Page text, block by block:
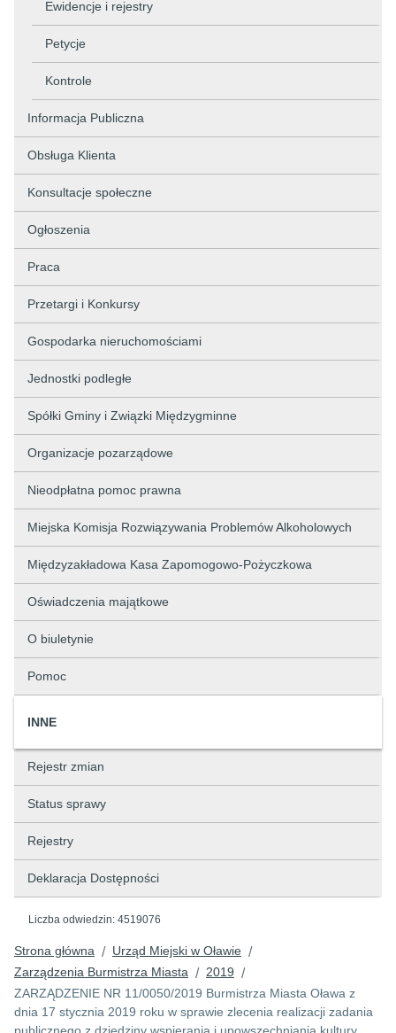
Ewidencje i rejestry
Petycje
Kontrole
Informacja Publiczna
Obsługa Klienta
Konsultacje społeczne
Ogłoszenia
Praca
Przetargi i Konkursy
Gospodarka nieruchomościami
Jednostki podległe
Spółki Gminy i Związki Międzygminne
Organizacje pozarządowe
Nieodpłatna pomoc prawna
Miejska Komisja Rozwiązywania Problemów Alkoholowych
Międzyzakładowa Kasa Zapomogowo-Pożyczkowa
Oświadczenia majątkowe
O biuletynie
Pomoc
INNE
Rejestr zmian
Status sprawy
Rejestry
Deklaracja Dostępności
Liczba odwiedzin: 4519076
Strona główna / Urząd Miejski w Oławie /
Zarządzenia Burmistrza Miasta / 2019 /
ZARZĄDZENIE NR 11/0050/2019 Burmistrza Miasta Oława z
dnia 17 stycznia 2019 roku w sprawie zlecenia realizacji zadania